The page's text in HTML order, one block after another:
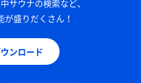
サウナの検索など、
盛りだくさん！
ンロード